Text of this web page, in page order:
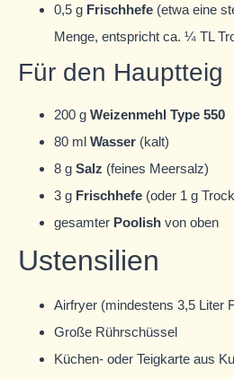
0,5 g Frischhefe (etwa eine
Menge, entspricht ca. ¼ TL
Für den Hauptteig
200 g Weizenmehl Type 550
80 ml Wasser (kalt)
8 g Salz (feines Meersalz)
3 g Frischhefe (oder 1 g
gesamter Poolish von oben
Ustensilien
Airfryer (mindestens 3,5 Liter
Große Rührschüssel
Küchen- oder Teigkarte aus